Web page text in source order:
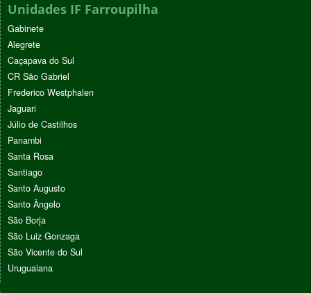
Unidades IF Farroupilha
Gabinete
Alegrete
Caçapava do Sul
CR São Gabriel
Frederico Westphalen
Jaguari
Júlio de Castilhos
Panambi
Santa Rosa
Santiago
Santo Augusto
Santo Ângelo
São Borja
São Luiz Gonzaga
São Vicente do Sul
Uruguaiana